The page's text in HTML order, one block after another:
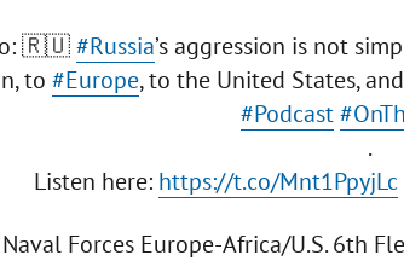
🇷🇺#Russia’s aggression is not
to#Europe, to the United States,
#Podcast
.
Listen here: https://t.co/Mnt1PpyjLc
Naval Forces Europe-Africa/U.S. 6th